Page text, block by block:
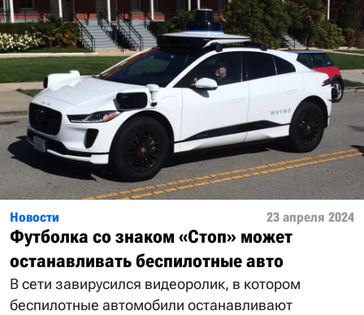
Новости 23 апреля 2024
Футболка со знаком «Стоп» может
останавливать беспилотные авто
В сети завирусился видеоролик, в котором
беспилотные автомобили останавливают